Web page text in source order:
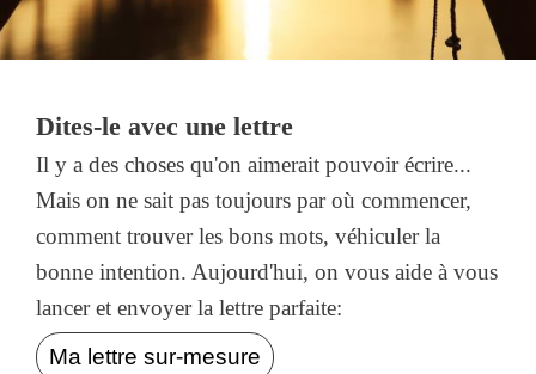
Dites-le avec une lettre
Il y a des choses qu'on aimerait pouvoir écrire...
Mais on ne sait pas toujours par où commencer,
comment trouver les bons mots, véhiculer la
bonne intention. Aujourd'hui, on vous aide à vous
lancer et envoyer la lettre parfaite:
Ma lettre sur-mesure